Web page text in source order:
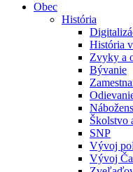
Obec
História
História
Zvyky a
Bývanie
Školstvo
SNP
Vývoj
Vývoj